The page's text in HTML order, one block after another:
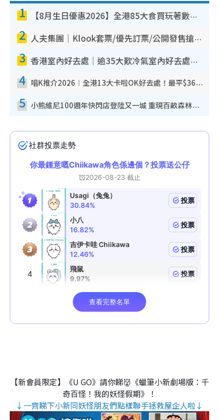
1 【8月生日優惠2026】全港85大食買玩著數攻略 自助餐/火鍋放題同行免費＋誠品/DONKI送現金券
2 人夫集團｜Klook套票/優先訂票/公開發售搶飛攻略！附票價.購票連結.場地座位表
3 香港室內好去處｜逾35大歎冷氣室內好去處推介 室內活動免費避雨無懼落雨
4 唱K推介2026︱全港13大卡啦OK好去處！最平$36起 日文K都有！(附地址+收費詳情)
5 小熊維尼100週年快閃店登陸又一城 重現百畝森林經典場景／獨家限定盲盒登場／專屬DIY香水
【新會員限定】《U GO》請你睇👹《蠟筆小新劇場版：千
奇百怪！我的妖怪假期》！
↓一齊睇下小新同妖怪朋友們點樣聯手拯救屋企人啦↓